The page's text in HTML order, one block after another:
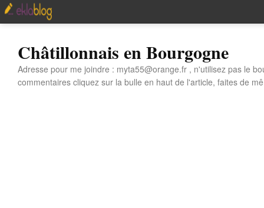
Châtillonnais en Bourgogne
Adresse pour me joindre : myta55@orange.fr , n'utilisez pas le
commentaires cliquez sur la bulle en haut de l'article, faites de